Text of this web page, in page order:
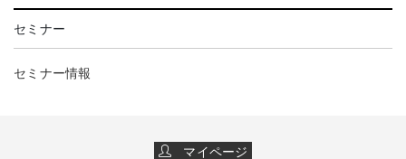
セミナー
セミナー情報
マイページ